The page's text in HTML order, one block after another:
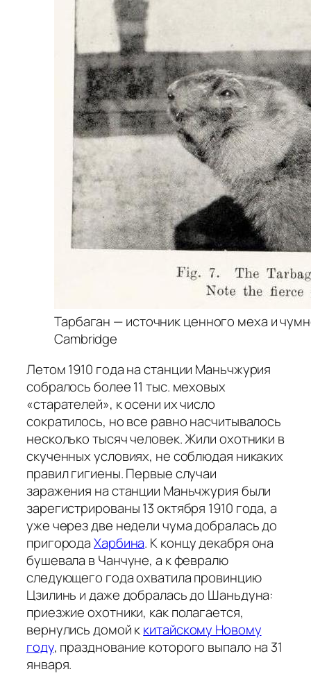
Тарбаган — источник ценного меха и
Cambridge
Летом 1910 года на станции Маньчжурия
собралось более 11 тыс. меховых
«старателей», к осени их число
сократилось, но все равно насчитывалось
несколько тысяч человек. Жили охотники в
скученных условиях, не соблюдая никаких
правил гигиены. Первые случаи
заражения на станции Маньчжурия были
зарегистрированы 13 октября 1910 года, а
уже через две недели чума добралась до
пригородаХарбина. К концу декабря она
бушевала в Чанчуне, а к февралю
следующего года охватила провинцию
Цзилинь и даже добралась до Шаньдуна:
приезжие охотники, как полагается,
вернулись домой ккитайскому Новому
году, празднование которого выпало на 31
января.